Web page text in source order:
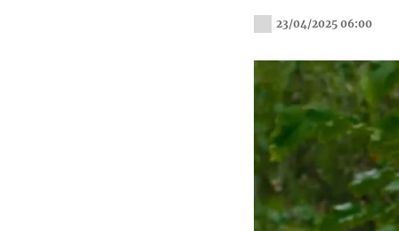
23/04/2025 06:00